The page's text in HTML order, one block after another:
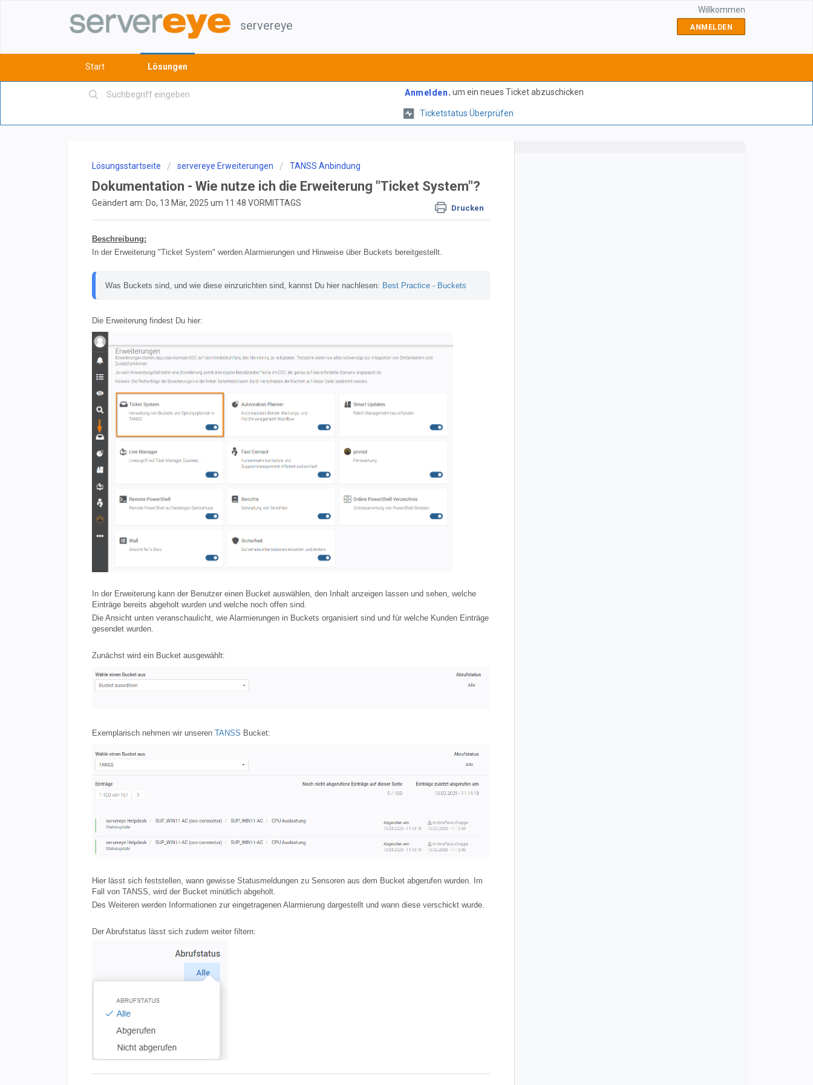
servereye
Willkommen
ANMELDEN
Start Lösungen
Anmelden, um ein neues Ticket abzuschicken
Ticketstatus Überprüfen
Lösungsstartseite servereye Erweiterungen TANSS Anbindung
Dokumentation - Wie nutze ich die Erweiterung "Ticket System"?
Drucken
Geändert am: Do, 13 Mär, 2025 um 11:48 VORMITTAGS
Beschreibung:
In der Erweiterung "Ticket System" werden Alarmierungen und Hinweise über Buckets bereitgestellt.
Was Buckets sind, und wie diese einzurichten sind, kannst Du hier nachlesen: Best Practice - Buckets
Die Erweiterung findest Du hier:
In der Erweiterung kann der Benutzer einen Bucket auswählen, den Inhalt anzeigen lassen und sehen, welche
Einträge bereits abgeholt wurden und welche noch offen sind.
Die Ansicht unten veranschaulicht, wie Alarmierungen in Buckets organisiert sind und für welche Kunden Einträge
gesendet wurden.
Zunächst wird ein Bucket ausgewählt:
Exemplarisch nehmen wir unseren TANSS Bucket:
Hier lässt sich feststellen, wann gewisse Statusmeldungen zu Sensoren aus dem Bucket abgerufen wurden. Im
Fall von TANSS, wird der Bucket minütlich abgeholt.
Des Weiteren werden Informationen zur eingetragenen Alarmierung dargestellt und wann diese verschickt wurde.
Der Abrufstatus lässt sich zudem weiter filtern: